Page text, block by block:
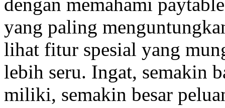
dengan memahami
yang paling
lihat fitur spesial yang
lebih seru. Ingat, semakin
miliki, semakin besar